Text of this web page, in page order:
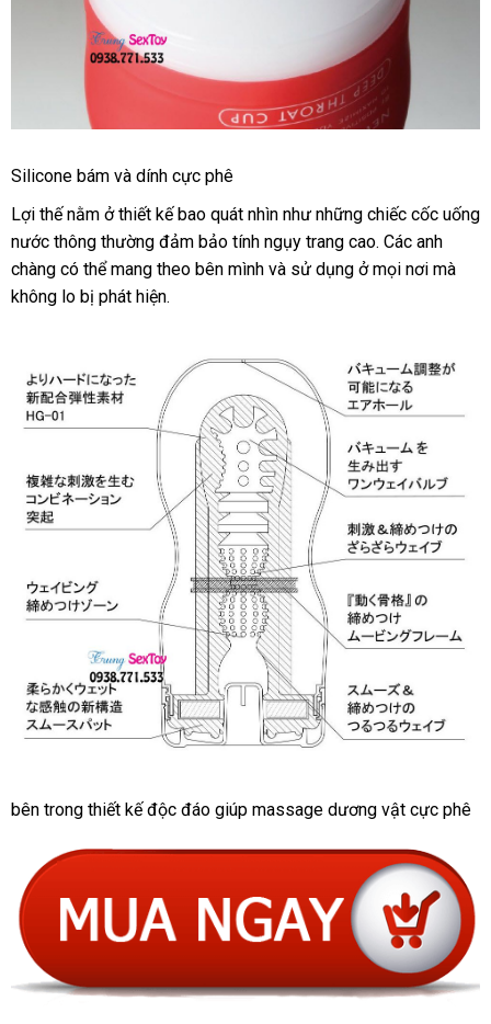
Tự
Sướng
Hàng
Chính
Hãng
Nhật
Nam
Tenga
Throat
Silicone bám sản
xuất
và dính cực phê
Lợi thế nằm ở thiết kế bao quát nhìn như gần
nhất
những chiếc cốc uống
nước thông thường đảm bảo tính ngụy trang caotham
khảo
. Các anh
chàng facebook
có thể mang theo bên mình giá
và sử dụng ởtư
mọi nơi có
mà
không lo bị phát hiện.
Tự
Hàng
Chính
Hãng
Nhật
Dành
Cho
bên trong thiết kế độc đáo giúp massage dương vật cực phê